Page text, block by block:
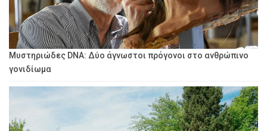
Μυστηριώδες DNA: Δύο άγνωστοι πρόγονοι στο ανθρώπινο
γονιδίωμα